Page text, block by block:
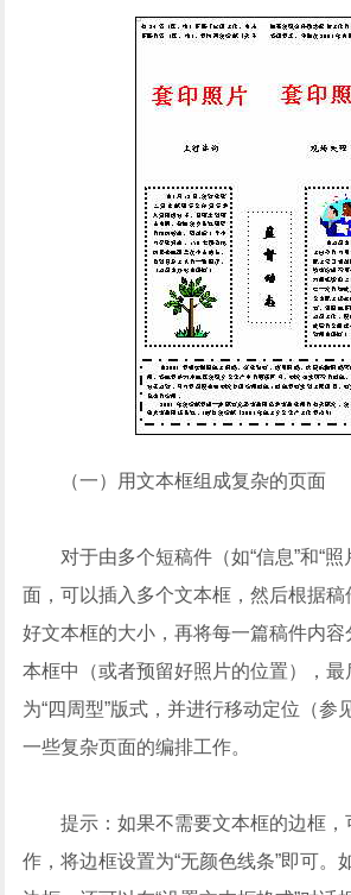
（一）用文本框组成复杂的页面
对于由多个短稿件（如“信息”和“照
面，可以插入多个文本框，然后根据
好文本框的大小，再将每一篇稿件内
本框中（或者预留好照片的位置），最
为“四周型”版式，并进行移动定位（参
一些复杂页面的编排工作。
提示：如果不需要文本框的边框，
作，将边框设置为“无颜色线条”即可。